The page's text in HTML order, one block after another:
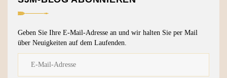
Geben Sie Ihre E-Mail-Adresse an und wir halten Sie per Mail
über Neuigkeiten auf dem Laufenden.